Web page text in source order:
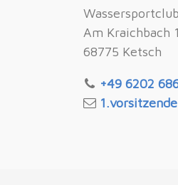
Am Kraichbach 1
68775 Ketsch
+49 6202